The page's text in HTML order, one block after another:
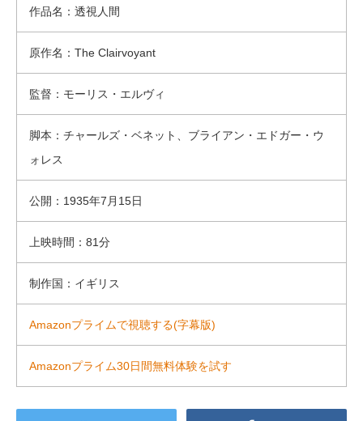
作品名：透視人間
原作名：The Clairvoyant
監督：モーリス・エルヴィ
脚本：チャールズ・ベネット、ブライアン・エドガー・ウ
ォレス
公開：1935年7月15日
上映時間：81分
制作国：イギリス
Amazonプライムで視聴する(字幕版)
Amazonプライム30日間無料体験を試す